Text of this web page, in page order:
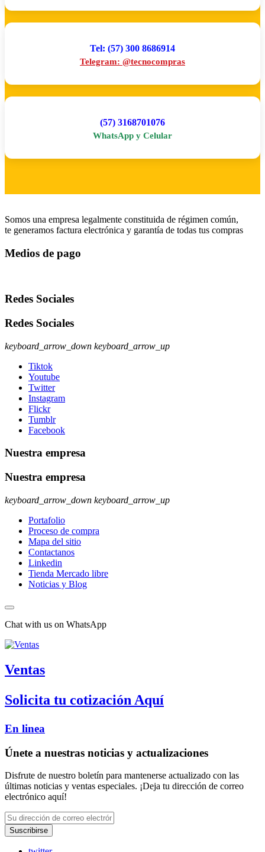
Tel: (57) 300 8686914
Telegram: @tecnocompras
(57) 3168701076
WhatsApp y Celular
Somos una empresa legalmente constituida de régimen común,
te generamos factura electrónica y garantía de todas tus compras
Medios de pago
Redes Sociales
Redes Sociales
keyboard_arrow_down keyboard_arrow_up
Tiktok
Youtube
Twitter
Instagram
Flickr
Tumblr
Facebook
Nuestra empresa
Nuestra empresa
keyboard_arrow_down keyboard_arrow_up
Portafolio
Proceso de compra
Mapa del sitio
Contactanos
Linkedin
Tienda Mercado libre
Noticias y Blog
Chat with us on WhatsApp
Ventas
Solicita tu cotización Aquí
En linea
Únete a nuestras noticias y actualizaciones
Disfrute de nuestro boletín para mantenerse actualizado con las
últimas noticias y ventas especiales. ¡Deja tu dirección de correo
electrónico aquí!
Suscribirse